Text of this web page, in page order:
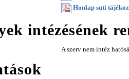
Honlap süti
intézésének
A szerv nem intéz